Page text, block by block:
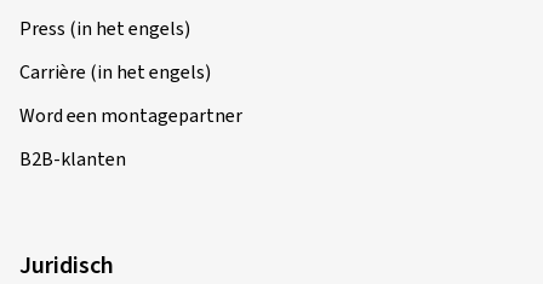
Press (in het engels)
Carrière (in het engels)
Word een montagepartner
B2B-klanten
Juridisch